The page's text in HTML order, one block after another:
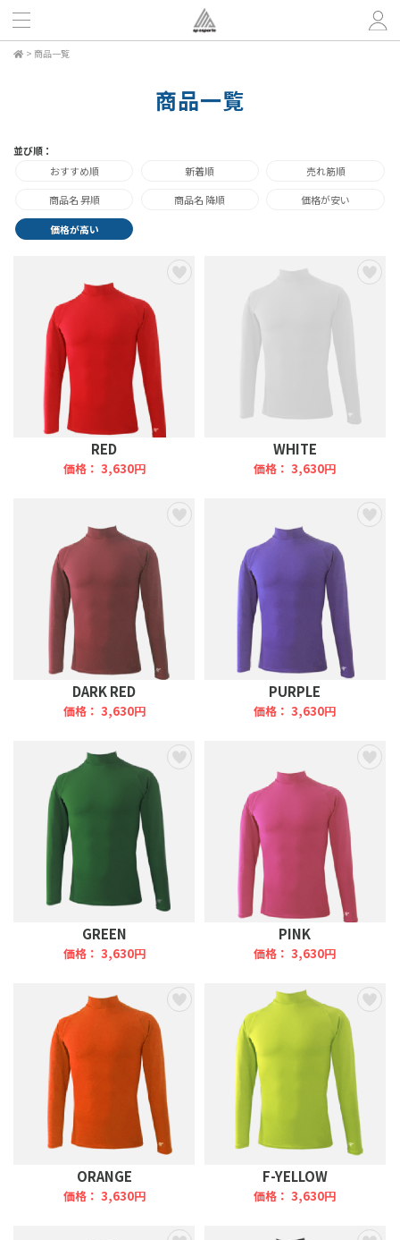
> 商品一覧
商品一覧
並び順：
おすすめ順
新着順 売れ筋順
商品名 昇順 商品名 降順 価格が安い
価格が高い
RED
価格： 3,630円
WHITE
価格： 3,630円
DARK RED
価格： 3,630円
PURPLE
価格： 3,630円
GREEN
価格： 3,630円
PINK
価格： 3,630円
ORANGE
価格： 3,630円
F-YELLOW
価格： 3,630円